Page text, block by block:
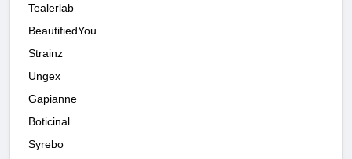
Tealerlab
BeautifiedYou
Strainz
Ungex
Gapianne
Boticinal
Syrebo